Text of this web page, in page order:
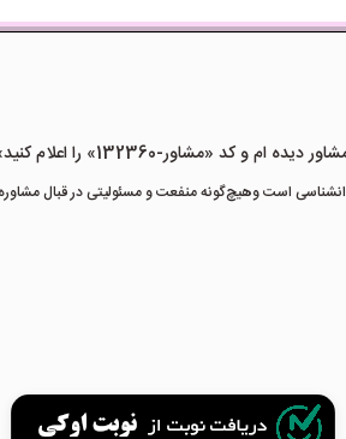
«مشاور-132360» را اعلام کنید»
است وهیچ‌گونه منفعت و مسئولیتی در قبال مشاوره